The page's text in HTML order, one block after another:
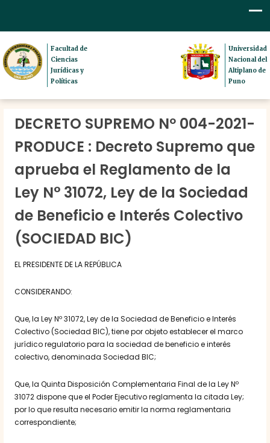
Facultad de
Ciencias
Jurídicas y
Políticas
Universidad
Nacional del
Altiplano de
Puno
DECRETO SUPREMO Nº 004-2021-
PRODUCE : Decreto Supremo que
aprueba el Reglamento de la
Ley N° 31072, Ley de la Sociedad
de Beneficio e Interés Colectivo
(SOCIEDAD BIC)
EL PRESIDENTE DE LA REPÚBLICA
CONSIDERANDO:
Que, la Ley Nº 31072, Ley de la Sociedad de Beneficio e Interés
Colectivo (Sociedad BIC), tiene por objeto establecer el marco
jurídico regulatorio para la sociedad de beneficio e interés
colectivo, denominada Sociedad BIC;
Que, la Quinta Disposición Complementaria Final de la Ley Nº
31072 dispone que el Poder Ejecutivo reglamenta la citada Ley;
por lo que resulta necesario emitir la norma reglamentaria
correspondiente;